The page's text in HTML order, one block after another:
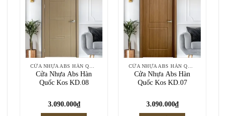
Cửa Nhựa Abs Hàn
Quốc Kos KD.08
3.090.000₫
Cửa Nhựa Abs Hàn
Quốc Kos KD.07
3.090.000₫